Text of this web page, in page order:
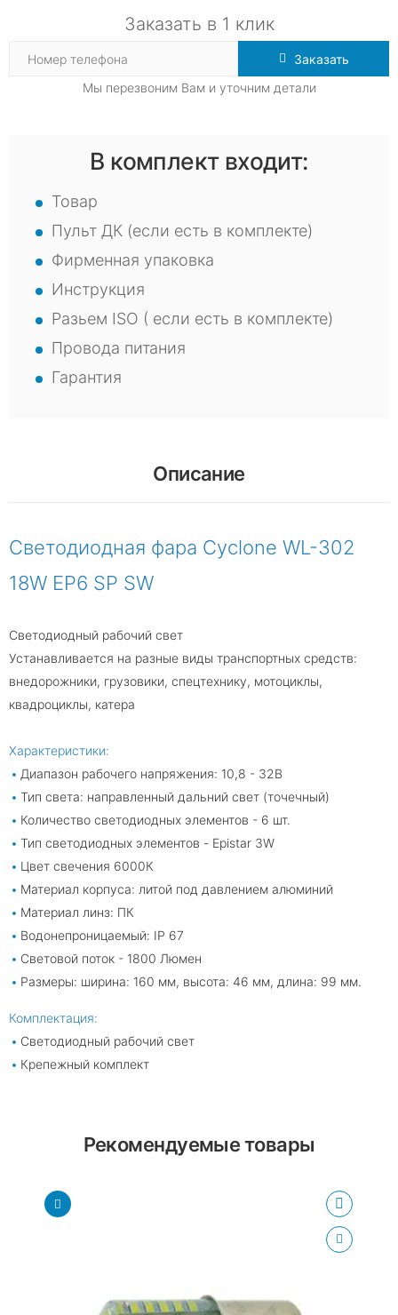
Заказать в 1 клик
Заказать
Мы перезвоним Вам и уточним детали
В комплект входит:
Товар
Пульт ДК (если есть в комплекте)
Фирменная упаковка
Инструкция
Разьем ISO ( если есть в комплекте)
Провода питания
Гарантия
Описание
Светодиодная фара Cyclone WL-302
18W EP6 SP SW
Светодиодный рабочий свет
Устанавливается на разные виды транспортных средств:
внедорожники, грузовики, спецтехнику, мотоциклы,
квадроциклы, катера
Характеристики:
Диапазон рабочего напряжения: 10,8 - 32В
Тип света: направленный дальний свет (точечный)
Количество светодиодных элементов - 6 шт.
Тип светодиодных элементов - Epistar 3W
Цвет свечения 6000К
Материал корпуса: литой под давлением алюминий
Материал линз: ПК
Водонепроницаемый: IP 67
Световой поток - 1800 Люмен
Размеры: ширина: 160 мм, высота: 46 мм, длина: 99 мм.
Комплектация:
Светодиодный рабочий свет
Крепежный комплект
Рекомендуемые товары